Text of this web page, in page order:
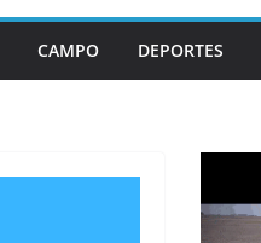
CAMPO DEPORTES